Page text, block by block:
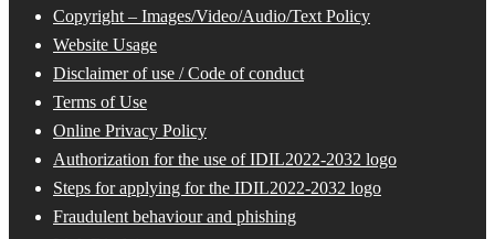
Copyright – Images/Video/Audio/Text Policy
Website Usage
Disclaimer of use / Code of conduct
Terms of Use
Online Privacy Policy
Authorization for the use of IDIL2022-2032 logo
Steps for applying for the IDIL2022-2032 logo
Fraudulent behaviour and phishing